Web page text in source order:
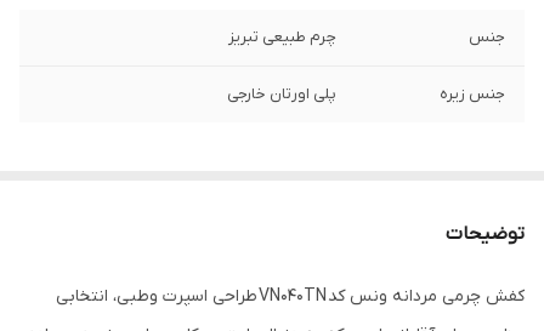
جنس چرم طبیعی تبریز
جنس زیره پلی اورتان خارجی
توضیحات
کفش چرمی مردانه ونس کد VN040TN طراحی اسپرت وطبی، انتخابی